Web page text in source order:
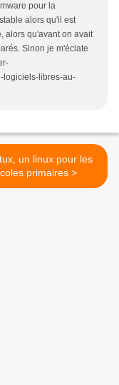
pour la
alors qu'il est
alors qu'avant on avait
Sinon je m'éclate
logiciels-libres-au-
un linux pour les
écoles primaires >